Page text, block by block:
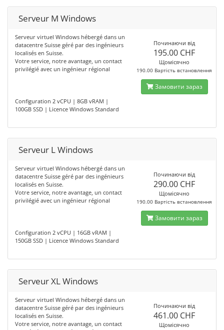
Serveur M Windows
Serveur virtuel Windows hébergé dans un
datacentre Suisse géré par des ingénieurs
localisés en Suisse.
Votre service, notre avantage, un contact
privilégié avec un ingénieur régional
Configuration 2 vCPU | 8GB vRAM |
100GB SSD | Licence Windows Standard
Починаючи від
195.00 CHF
Щомісячно
190.00 Вартість встановлення
Замовити зараз
Serveur L Windows
Serveur virtuel Windows hébergé dans un
datacentre Suisse géré par des ingénieurs
localisés en Suisse.
Votre service, notre avantage, un contact
privilégié avec un ingénieur régional
Configuration 2 vCPU | 16GB vRAM |
150GB SSD | Licence Windows Standard
Починаючи від
290.00 CHF
Щомісячно
190.00 Вартість встановлення
Замовити зараз
Serveur XL Windows
Serveur virtuel Windows hébergé dans un
datacentre Suisse géré par des ingénieurs
localisés en Suisse.
Votre service, notre avantage, un contact
Починаючи від
461.00 CHF
Щомісячно